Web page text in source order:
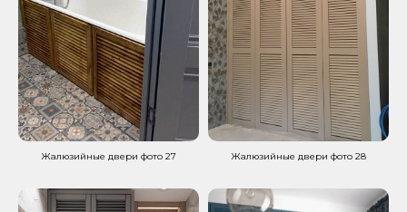
Жалюзийные двери фото 27 Жалюзийные двери фото 28